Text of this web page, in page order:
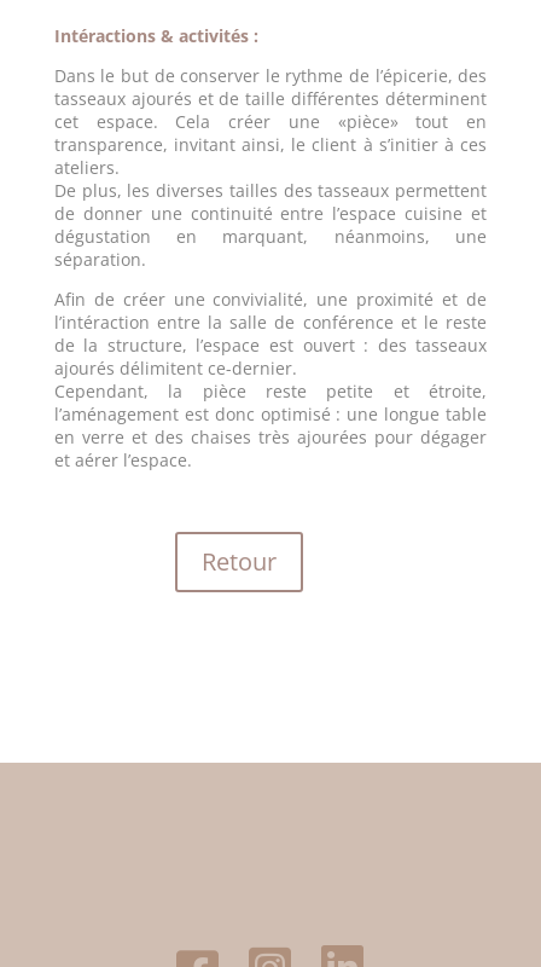
Intéractions & activités :
Dans le but de conserver le rythme de l’épicerie, des
tasseaux ajourés et de taille différentes déterminent
cet espace. Cela créer une «pièce» tout en
transparence, invitant ainsi, le client à s’initier à ces
ateliers.
De plus, les diverses tailles des tasseaux permettent
de donner une continuité entre l’espace cuisine et
dégustation en marquant, néanmoins, une
séparation.
Afin de créer une convivialité, une proximité et de
l’intéraction entre la salle de conférence et le reste
de la structure, l’espace est ouvert : des tasseaux
ajourés délimitent ce-dernier.
Cependant, la pièce reste petite et étroite,
l’aménagement est donc optimisé : une longue table
en verre et des chaises très ajourées pour dégager
et aérer l’espace.
Retour